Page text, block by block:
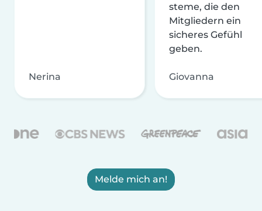
Nerina
steme, die den
Mitgliedern ein
sicheres Gefühl
geben.
Giovanna
Melde mich an!